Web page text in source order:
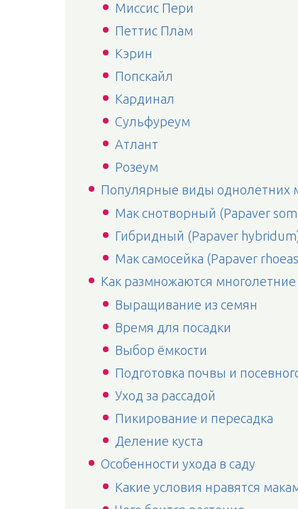
Миссис Пери
Петтис Плам
Кэрин
Попскайл
Кардинал
Сульфуреум
Атлант
Розеум
Популярные виды однолетних
Мак снотворный (Papaver
Гибридный (Papaver
Мак самосейка (Papaver
Как размножаются многолетние
Выращивание из семян
Время для посадки
Выбор ёмкости
Подготовка почвы и
Уход за рассадой
Пикирование и пересадка
Деление куста
Особенности ухода в саду
Какие условия нравятся